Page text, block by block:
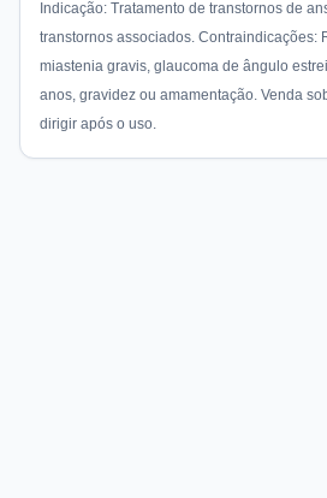
Indicação: Tratamento de transtornos de
transtornos associados. Contraindicações:
miastenia gravis, glaucoma de ângulo
anos, gravidez ou amamentação. Venda
dirigir após o uso.